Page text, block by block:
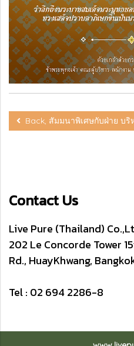
Back, สัมมนาพิเศษกับฝ่าย บริ
Contact Us
Live Pure (Thailand)
202 Le Concorde Tower
Rd., HuayKhwang,
Tel : 02 694 2286-8